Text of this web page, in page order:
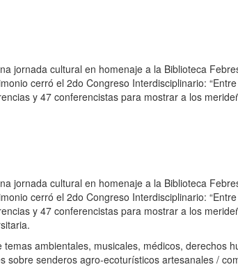
jornada cultural en homenaje a la Biblioteca
cerró el 2do Congreso Interdisciplinario:
y 47 conferencistas para mostrar a los
jornada cultural en homenaje a la Biblioteca
cerró el 2do Congreso Interdisciplinario:
y 47 conferencistas para mostrar a los
temas ambientales, musicales, médicos, derechos
sobre senderos agro-ecoturísticos artesanales /